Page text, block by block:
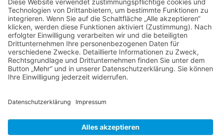
Publikationen
Literaturförderung
Literaturbeirat
Landesliteraturtage
Impressum
Cookie-Einstellungen
Kontakt